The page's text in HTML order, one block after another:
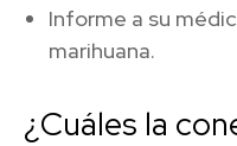
Informe a su
marihuana.
¿Cuáles la